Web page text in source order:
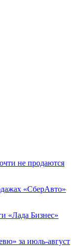
не продаются
«СберАвто»
«Лада Бизнес»
за июль-август